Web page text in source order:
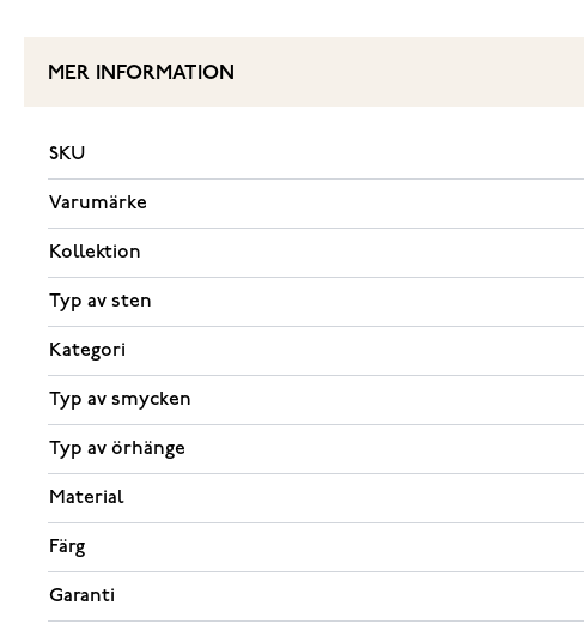
MER INFORMATION
SKU
Varumärke
Kollektion
Typ av sten
Kategori
Typ av smycken
Typ av örhänge
Material
Färg
Garanti